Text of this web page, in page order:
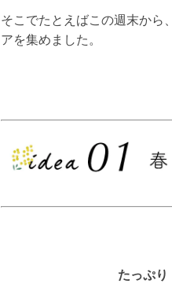
そこでたとえばこの週末から
アを集めました。
たっぷ